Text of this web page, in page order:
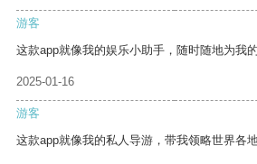
游客
这款app就像我的娱乐小助手，随时随地为我
2025-01-16
游客
这款app就像我的私人导游，带我领略世界各地